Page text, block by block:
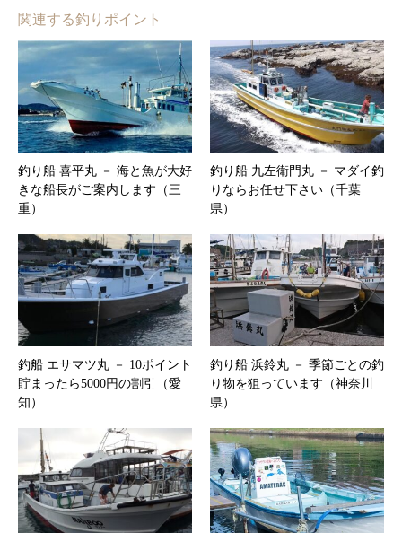
関連する釣りポイント
釣り船 喜平丸 － 海と魚が大好
きな船長がご案内します（三
重）
釣り船 九左衛門丸 － マダイ釣
りならお任せ下さい（千葉
県）
釣船 エサマツ丸 － 10ポイント
貯まったら5000円の割引（愛
知）
釣り船 浜鈴丸 － 季節ごとの釣
り物を狙っています（神奈川
県）